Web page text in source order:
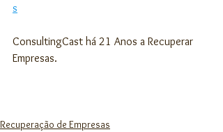
s
ConsultingCast há 21 Anos a Recuperar
Empresas.
Recuperação de Empresas